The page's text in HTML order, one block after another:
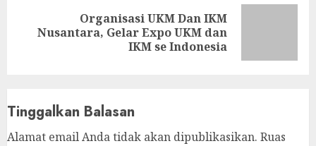
Next
Organisasi UKM Dan IKM
Nusantara, Gelar Expo UKM dan
IKM se Indonesia
Tinggalkan Balasan
Alamat email Anda tidak akan dipublikasikan. Ruas